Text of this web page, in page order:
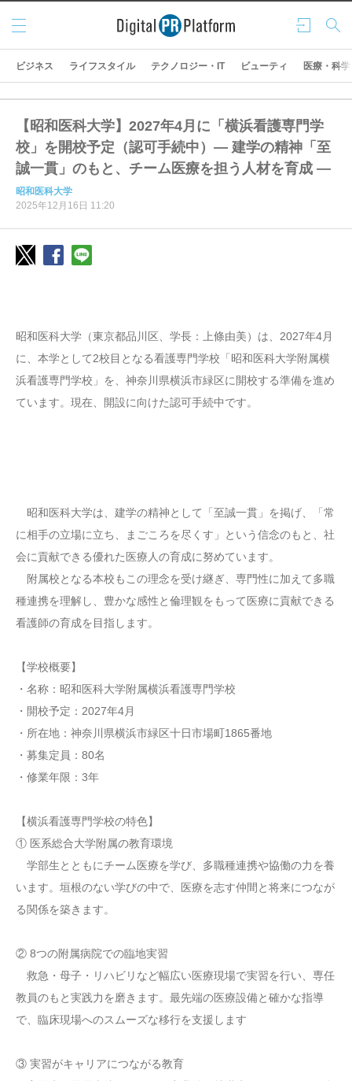
ログ
イン
検索
メニ
ュー
ビジネス ライフスタイル テクノロジー・IT ビューティ 医療・科学
【昭和医科大学】2027年4月に「横浜看護専門学
校」を開校予定（認可手続中）― 建学の精神「至
誠一貫」のもと、チーム医療を担う人材を育成 ―
昭和医科大学
2025年12月16日 11:20
昭和医科大学（東京都品川区、学長：上條由美）は、2027年4月
に、本学として2校目となる看護専門学校「昭和医科大学附属横
浜看護専門学校」を、神奈川県横浜市緑区に開校する準備を進め
ています。現在、開設に向けた認可手続中です。
昭和医科大学は、建学の精神として「至誠一貫」を掲げ、「常
に相手の立場に立ち、まごころを尽くす」という信念のもと、社
会に貢献できる優れた医療人の育成に努めています。
附属校となる本校もこの理念を受け継ぎ、専門性に加えて多職
種連携を理解し、豊かな感性と倫理観をもって医療に貢献できる
看護師の育成を目指します。
【学校概要】
・名称：昭和医科大学附属横浜看護専門学校
・開校予定：2027年4月
・所在地：神奈川県横浜市緑区十日市場町1865番地
・募集定員：80名
・修業年限：3年
【横浜看護専門学校の特色】
① 医系総合大学附属の教育環境
学部生とともにチーム医療を学び、多職種連携や協働の力を養
います。垣根のない学びの中で、医療を志す仲間と将来につなが
る関係を築きます。
② 8つの附属病院での臨地実習
救急・母子・リハビリなど幅広い医療現場で実習を行い、専任
教員のもと実践力を磨きます。最先端の医療設備と確かな指導
で、臨床現場へのスムーズな移行を支援します
③ 実習がキャリアにつながる教育